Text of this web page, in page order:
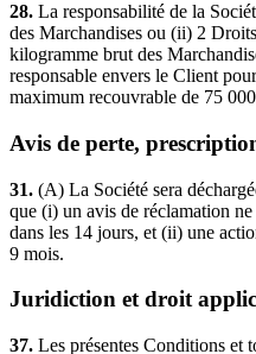
28. La responsabilité de la
des Marchandises ou (ii) 2
kilogramme brut des
responsable envers le Client
maximum recouvrable de 75
Avis de perte,
31. (A) La Société sera
que (i) un avis de réclamation
dans les 14 jours, et (ii) une
9 mois.
Juridiction et droit
37. Les présentes Conditions et